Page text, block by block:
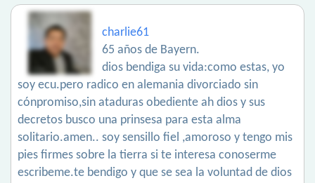
charlie61
65 años de Bayern.
dios bendiga su vida:como estas, yo
soy ecu.pero radico en alemania divorciado sin
cónpromiso,sin ataduras obediente ah dios y sus
decretos busco una prinsesa para esta alma
solitario.amen.. soy sensillo fiel ,amoroso y tengo mis
pies firmes sobre la tierra si te interesa conoserme
escribeme.te bendigo y que se sea la voluntad de dios